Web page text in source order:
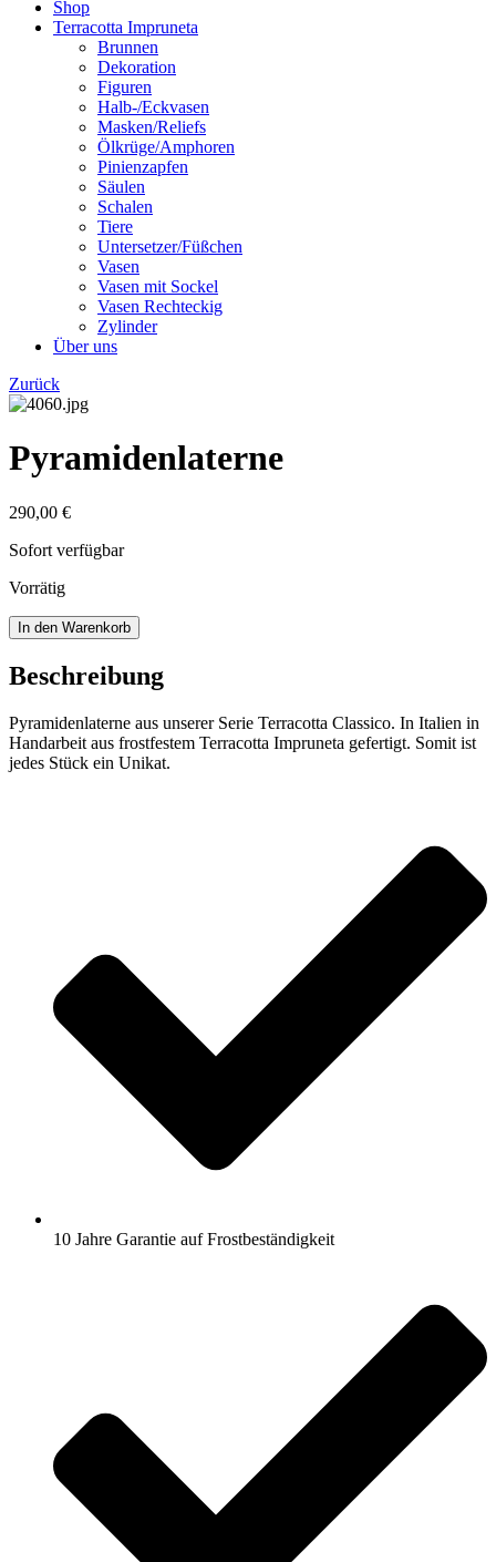
Shop
Terracotta Impruneta
Brunnen
Dekoration
Figuren
Halb-/Eckvasen
Masken/Reliefs
Ölkrüge/Amphoren
Pinienzapfen
Säulen
Schalen
Tiere
Untersetzer/Füßchen
Vasen
Vasen mit Sockel
Vasen Rechteckig
Zylinder
Über uns
Zurück
Pyramidenlaterne
290,00 €
Sofort verfügbar
Vorrätig
Pyramidenlaterne
Menge
In den Warenkorb
Beschreibung
Pyramidenlaterne aus unserer Serie Terracotta Classico. In Italien in
Handarbeit aus frostfestem Terracotta Impruneta gefertigt. Somit ist
jedes Stück ein Unikat.
10 Jahre Garantie auf Frostbeständigkeit